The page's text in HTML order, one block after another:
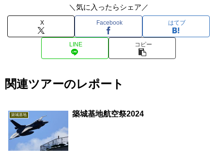
＼気に入ったらシェア／
X Facebook はてブ
LINE コピー
関連ツアーのレポート
築城基地 築城基地航空祭2024